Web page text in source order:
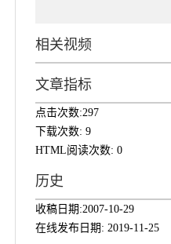
相关视频
文章指标
点击次数:297
下载次数: 9
HTML阅读次数: 0
历史
收稿日期:2007-10-29
在线发布日期: 2019-11-25